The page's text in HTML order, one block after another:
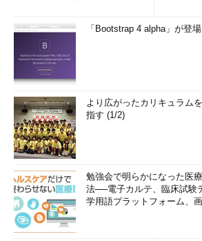
「Bootstrap 4 alpha」が登場
より広がったカリキュラム
指す (1/2)
勉強会で明らかになった医
法──電子カルテ、臨床試験
学用語プラットフォーム、